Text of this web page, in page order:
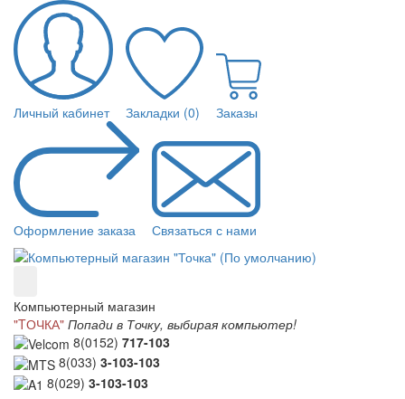
Личный кабинет Закладки (0) Заказы
Оформление заказа Связаться с нами
Компьютерный магазин
"TОЧКА" Попади в Точку, выбирая компьютер!
8(0152) 717-103
8(033) 3-103-103
8(029) 3-103-103